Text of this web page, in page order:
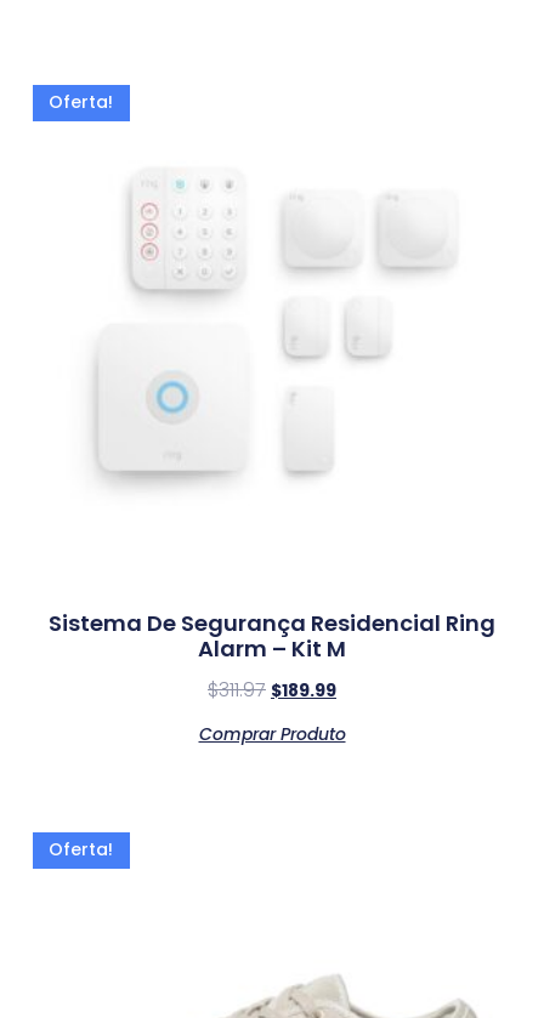
Oferta!
Sistema De Segurança Residencial Ring
Alarm – Kit M
$311.97 $189.99
Comprar Produto
Oferta!